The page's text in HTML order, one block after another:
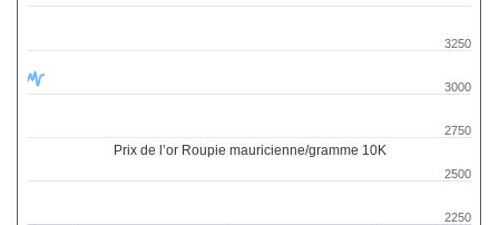
Prix de l’or Roupie mauricienne/gramme 10K
3000
2250
2500
2750
3250